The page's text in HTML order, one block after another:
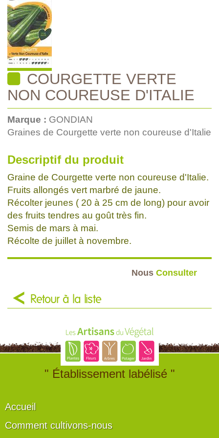
COURGETTE VERTE
NON COUREUSE D'ITALIE
Marque : GONDIAN
Graines de Courgette verte non coureuse d'Italie
Descriptif du produit
Graine de Courgette verte non coureuse d'Italie.
Fruits allongés vert marbré de jaune.
Récolter jeunes ( 20 à 25 cm de long) pour avoir
des fruits tendres au goût très fin.
Semis de mars à mai.
Récolte de juillet à novembre.
Nous Consulter
Retour à la liste
" Établissement labélisé "
Accueil
Comment cultivons-nous